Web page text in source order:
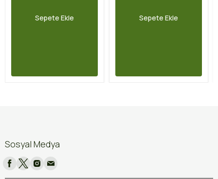
Sepete Ekle Sepete Ekle
Sosyal Medya